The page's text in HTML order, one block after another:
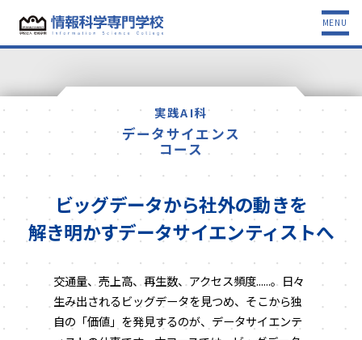
MENU
実践AI科
データサイエンス
コース
ビッグデータから社外の動きを
解き明かすデータサイエンティストへ
交通量、売上高、再生数、アクセス頻度......。日々
生み出されるビッグデータを見つめ、そこから独
自の「価値」を発見するのが、データサイエンテ